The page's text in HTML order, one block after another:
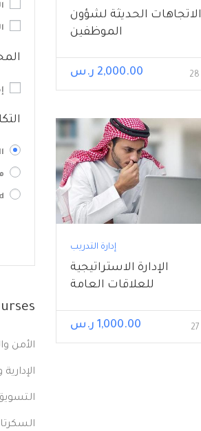
الاتجاهات الحديثة لشؤون
الموظفين
2,000.00 ر.س
إدارة التدريب
الإدارة الاستراتيجية
للعلاقات العامة
1,000.00 ر.س
الأمن